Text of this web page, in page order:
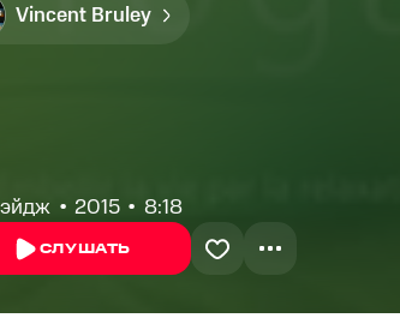
Vincent Bruley
2015 8:18
СЛУШАТЬ